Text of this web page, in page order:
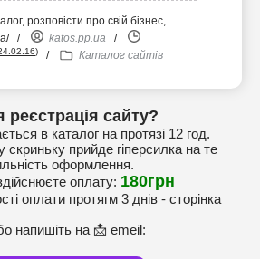
розповісти про свій бізнес,
/ katos.pp.ua /
) / Каталог сайтів
реєстрація сайту?
в каталог на протязі 12 год.
прийде гіперсилка на те
оформлення.
оплату: 180грн
оплати протягм 3 днів - сторінка
напишіть на 📩 emeil: